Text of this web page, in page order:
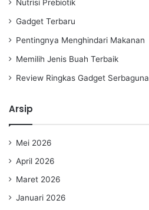
Nutrisi Prebiotik
Gadget Terbaru
Pentingnya Menghindari Makanan
Memilih Jenis Buah Terbaik
Review Ringkas Gadget Serbaguna
Arsip
Mei 2026
April 2026
Maret 2026
Januari 2026